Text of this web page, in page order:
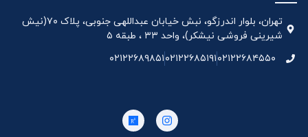
تهران، بلوار اندرزگو، نبش خیابان عبداللهی جنوبی، پلاک ۷۰(نیش
شیرینی فروشی نیشکر)، واحد ۳۳ ، طبقه ۵
۰۲۱۲۲۶۸۴۵۵۰۰۲۱۲۲۶۸۵۱۹۱۰۲۱۲۲۶۸۹۸۵۱